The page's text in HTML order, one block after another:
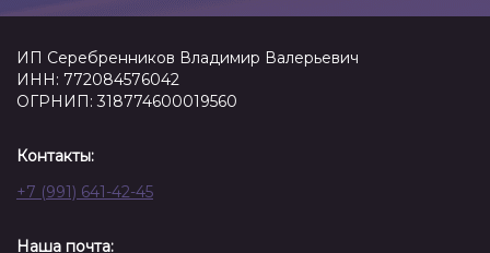
ИП Серебренников Владимир Валерьевич
ИНН: 772084576042
ОГРНИП: 318774600019560
Контакты:
+7 (991) 641-42-45
Наша почта: